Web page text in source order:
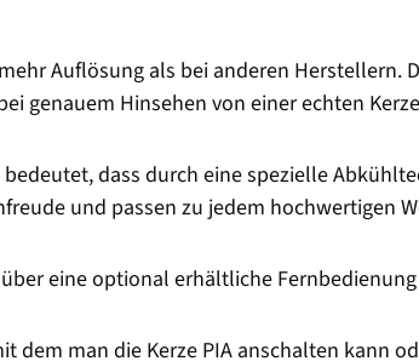
Auflösung als bei anderen Herstellern.
genauem Hinsehen von einer echten
dass durch eine spezielle
und passen zu jedem hochwertigen
über eine optional erhältliche
dem man die Kerze PIA anschalten kann